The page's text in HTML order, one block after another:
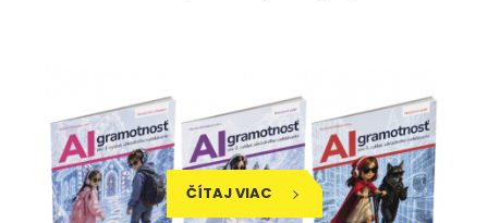
ČÍTAJ VIAC